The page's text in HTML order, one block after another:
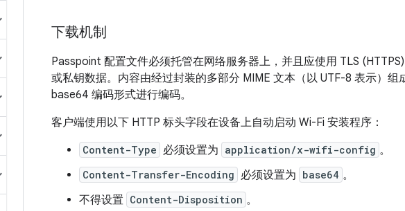
下载机制
Passpoint 配置文件必须托管在网络服务器上，并且应使用 TLS
或私钥数据。内容由经过封装的多部分 MIME 文本（以 UTF-8 表示）
base64 编码形式进行编码。
客户端使用以下 HTTP 标头字段在设备上自动启动 Wi-Fi 安装程序：
Content-Type 必须设置为 application/x-wifi-config 。
Content-Transfer-Encoding 必须设置为 base64 。
不得设置 Content-Disposition 。